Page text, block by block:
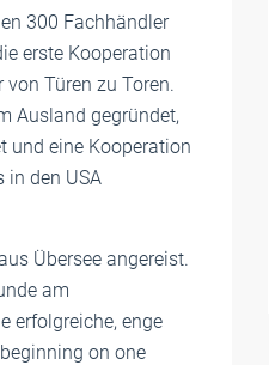
300 Fachhändler
erste Kooperation
Türen zu Toren.
Ausland gegründet,
und eine Kooperation
in den USA
Übersee angereist.
am
erfolgreiche, enge
on one